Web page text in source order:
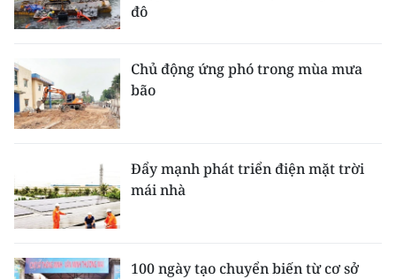
đô
Chủ động ứng phó trong mùa mưa
bão
Đẩy mạnh phát triển điện mặt trời
mái nhà
100 ngày tạo chuyển biến từ cơ sở